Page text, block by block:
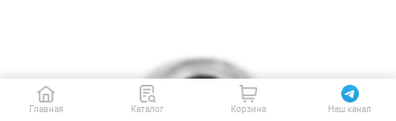
Главная Каталог Корзина Наш канал